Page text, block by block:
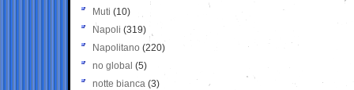
Muti (10)
Napoli (319)
Napolitano (220)
no global (5)
notte bianca (3)